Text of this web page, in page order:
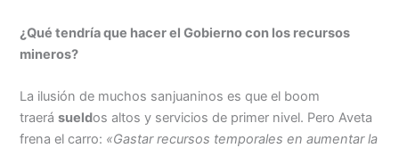
¿Qué tendría que hacer el Gobierno con los recursos
mineros?
La ilusión de muchos sanjuaninos es que el boom
traerásueldos altos y servicios de primer nivel. Pero Aveta
frena el carro: «Gastar recursos temporales en aumentar la